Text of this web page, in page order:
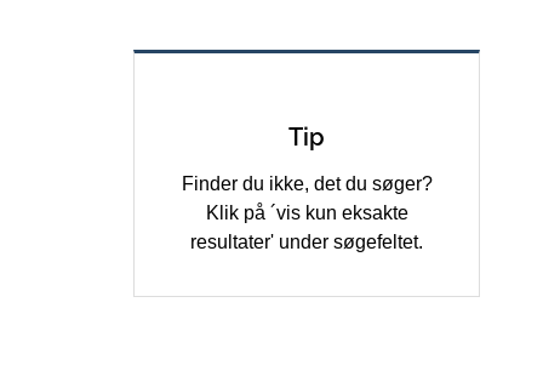
Tip
Finder du ikke, det du søger?
Klik på ´vis kun eksakte
resultater' under søgefeltet.